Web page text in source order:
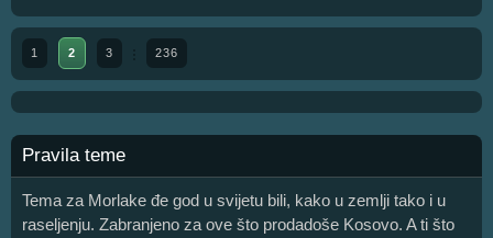
1 2 3 236
Pravila teme
Tema za Morlake đe god u svijetu bili, kako u zemlji tako i u
raseljenju. Zabranjeno za ove što prodadoše Kosovo. A ti što